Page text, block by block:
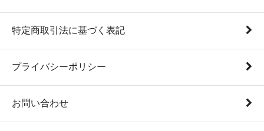
特定商取引法に基づく表記
プライバシーポリシー
お問い合わせ